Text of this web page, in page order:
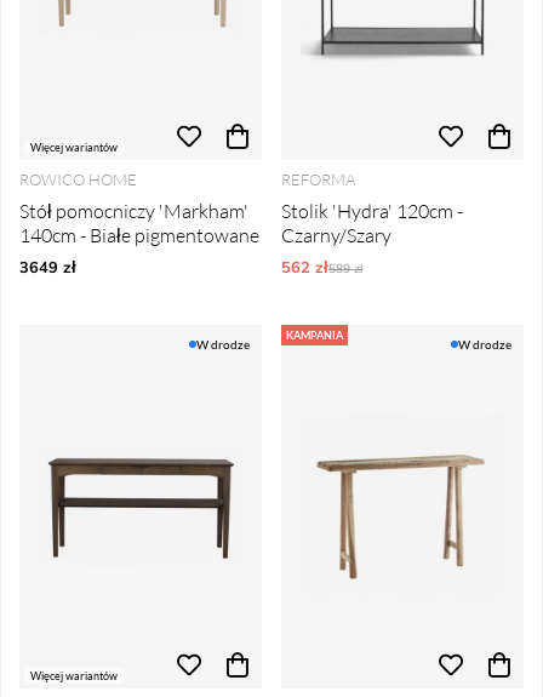
Więcej wariantów
ROWICO HOME
Stół pomocniczy 'Markham'
140cm - Białe pigmentowane
3649 zł
REFORMA
Stolik 'Hydra' 120cm -
Czarny/Szary
562 złOrdynarne ceny:
589 zł
Więcej wariantów
W drodze
KAMPANIA
W drodze